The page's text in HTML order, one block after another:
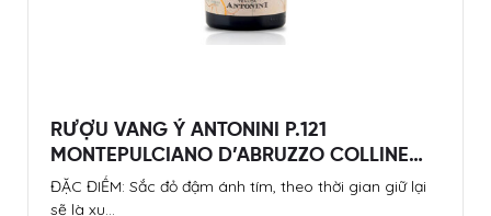
Bia “giấy” Đức Baltic Stout 7.5% – Chai
330ml
Deep black in the glass with a dramatic beige head.
A seductive bouquet of chocolate…